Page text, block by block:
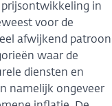
in
voor de
afwijkend patroon
waar de
diensten en
namelijk ongeveer